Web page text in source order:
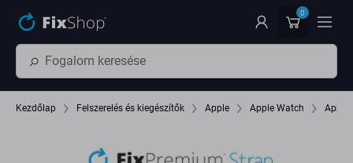
0
Kezdőlap Felszerelés és kiegészítők Apple Apple Watch Apple